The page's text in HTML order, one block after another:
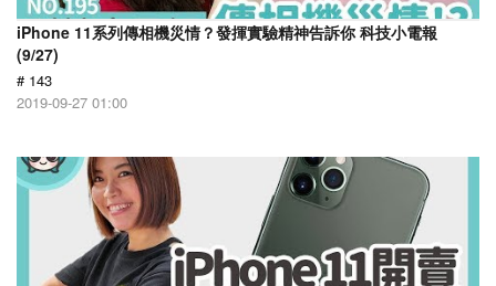
iPhone 11系列傳相機災情？發揮實驗精神告訴你 科技小電報
(9/27)
# 143
2019-09-27 01:00